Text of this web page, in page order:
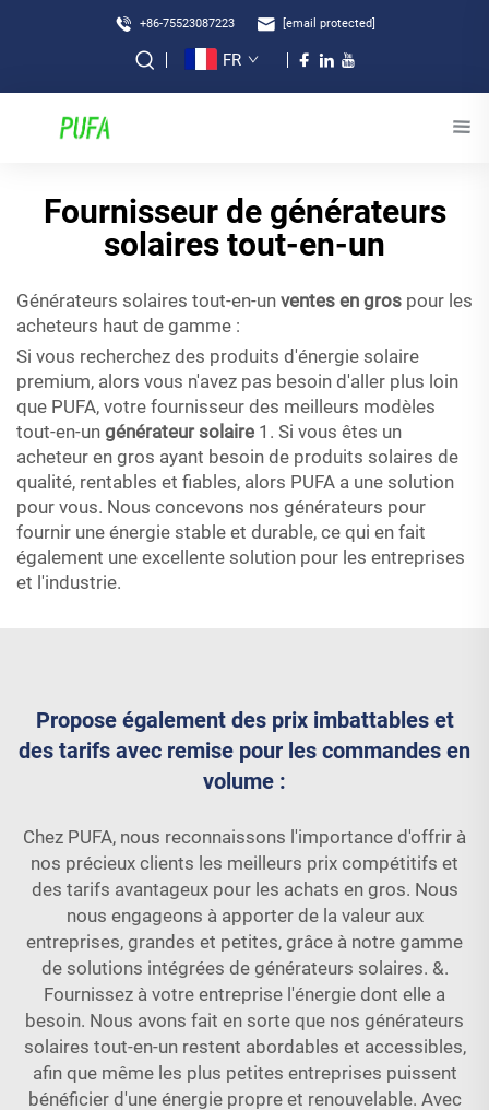
+86-75523087223 [email protected]
FR
Fournisseur de générateurs
solaires tout-en-un
Générateurs solaires tout-en-un ventes en gros pour les
acheteurs haut de gamme :
Si vous recherchez des produits d'énergie solaire
premium, alors vous n'avez pas besoin d'aller plus loin
que PUFA, votre fournisseur des meilleurs modèles
tout-en-un générateur solaire 1. Si vous êtes un
acheteur en gros ayant besoin de produits solaires de
qualité, rentables et fiables, alors PUFA a une solution
pour vous. Nous concevons nos générateurs pour
fournir une énergie stable et durable, ce qui en fait
également une excellente solution pour les entreprises
et l'industrie.
Propose également des prix imbattables et
des tarifs avec remise pour les commandes en
volume :
Chez PUFA, nous reconnaissons l'importance d'offrir à
nos précieux clients les meilleurs prix compétitifs et
des tarifs avantageux pour les achats en gros. Nous
nous engageons à apporter de la valeur aux
entreprises, grandes et petites, grâce à notre gamme
de solutions intégrées de générateurs solaires. &.
Fournissez à votre entreprise l'énergie dont elle a
besoin. Nous avons fait en sorte que nos générateurs
solaires tout-en-un restent abordables et accessibles,
afin que même les plus petites entreprises puissent
bénéficier d'une énergie propre et renouvelable. Avec